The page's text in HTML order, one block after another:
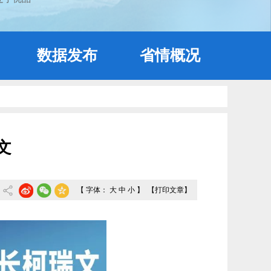
数据发布 省情概况
【 字体： 大 中 小 】 【打印文章】